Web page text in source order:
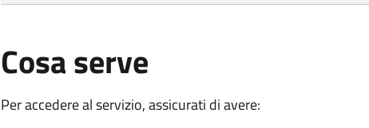
Cosa serve
Per accedere al servizio, assicurati di avere: